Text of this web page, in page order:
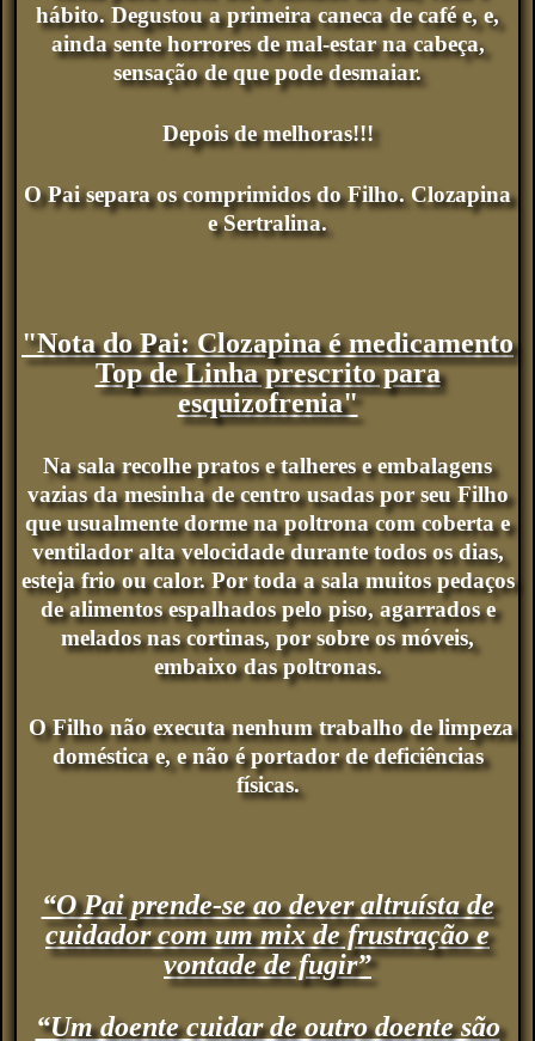
hábito. Degustou a primeira caneca de café e, e,
ainda sente horrores de mal-estar na cabeça,
sensação de que pode desmaiar.
Depois de melhoras!!!
O Pai separa os comprimidos do Filho. Clozapina
e Sertralina.
"Nota do Pai: Clozapina é medicamento
Top de Linha prescrito para
esquizofrenia"
Na sala recolhe pratos e talheres e embalagens
vazias da mesinha de centro usadas por seu Filho
que usualmente dorme na poltrona com coberta e
ventilador alta velocidade durante todos os dias,
esteja frio ou calor. Por toda a sala muitos pedaços
de alimentos espalhados pelo piso, agarrados e
melados nas cortinas, por sobre os móveis,
embaixo das poltronas.
O Filho não executa nenhum trabalho de limpeza
doméstica e, e não é portador de deficiências
físicas.
“O Pai prende-se ao dever altruísta de
cuidador com um mix de frustração e
vontade de fugir”
“Um doente cuidar de outro doente são